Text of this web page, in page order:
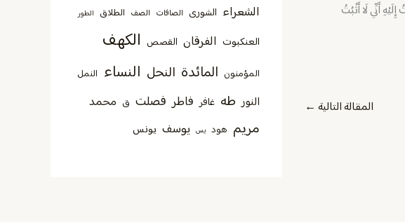
أَنِّي لَا أَثْبُتُ
المقالة التالية ←
الشعراء الشورى الصافات الصف الطلاق الطور
العنكبوت الفرقان القصص الكهف
المؤمنون المائدة النحل النساء النمل
النور طه غافر فاطر فصلت ق محمد
مريم هود يس يوسف يونس